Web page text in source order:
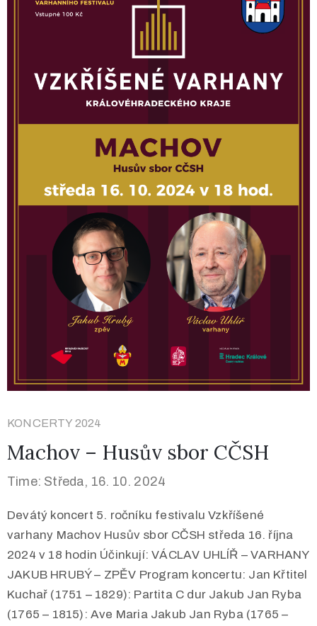
KONCERTY 2024
Machov – Husův sbor CČSH
Time: Středa, 16. 10. 2024
Devátý koncert 5. ročníku festivalu Vzkříšené
varhany Machov Husův sbor CČSH středa 16. října
2024 v 18 hodin Účinkují: VÁCLAV UHLÍŘ – VARHANY
JAKUB HRUBÝ – ZPĚV Program koncertu: Jan Křtitel
Kuchař (1751 – 1829): Partita C dur Jakub Jan Ryba
(1765 – 1815): Ave Maria Jakub Jan Ryba (1765 –